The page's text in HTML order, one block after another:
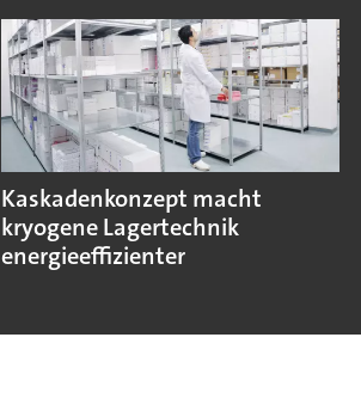
Kaskadenkonzept macht
kryogene Lagertechnik
energieeffizienter